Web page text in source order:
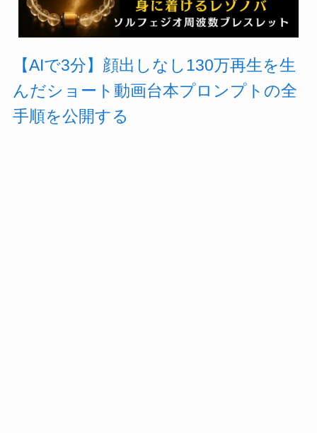
【AIで3分】顔出しなし130万再生を生
んだショート動画台本プロンプトの全
手順を公開する